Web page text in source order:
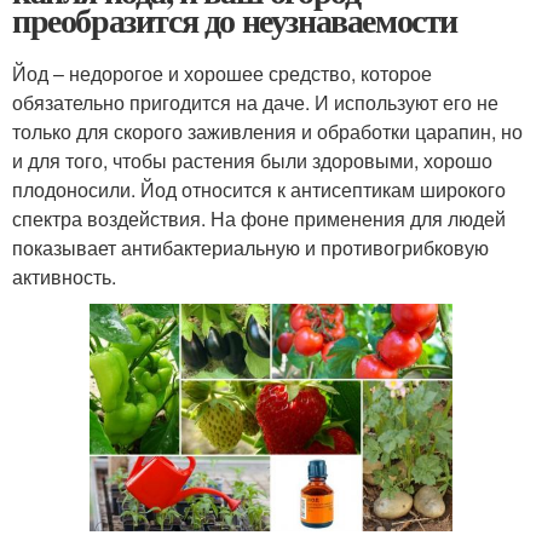
преобразится до неузнаваемости
Йод – недорогое и хорошее средство, которое
обязательно пригодится на даче. И используют его не
только для скорого заживления и обработки царапин, но
и для того, чтобы растения были здоровыми, хорошо
плодоносили. Йод относится к антисептикам широкого
спектра воздействия. На фоне применения для людей
показывает антибактериальную и противогрибковую
активность.